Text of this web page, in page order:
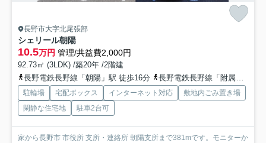
長野市大字北尾張部
シェリール朝陽
10.5万円 管理/共益費2,000円
92.73㎡ (3LDK) /築20年 /2階建
長野電鉄長野線「朝陽」駅 徒歩16分
長野電鉄長野線「附属中学前」駅 徒歩17分
駐輪場 宅配ボックス インターネット対応
敷地内ごみ置き場
閑静な住宅地
駐車2台可
家から長野市 市役所 支所・連絡所 朝陽支所まで381mです。モニターか